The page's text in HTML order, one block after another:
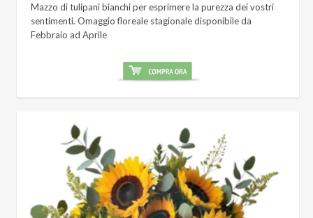
Mazzo di tulipani bianchi per esprimere la purezza dei vostri
sentimenti. Omaggio floreale stagionale disponibile da
Febbraio ad Aprile